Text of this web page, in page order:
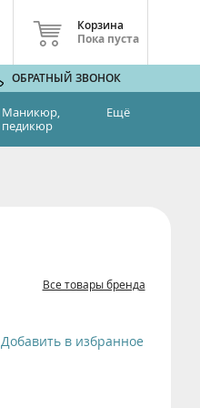
Корзина
Пока пуста
ОБРАТНЫЙ ЗВОНОК
Маникюр,
педикюр
Ещё
Все товары бренда
Добавить в избранное